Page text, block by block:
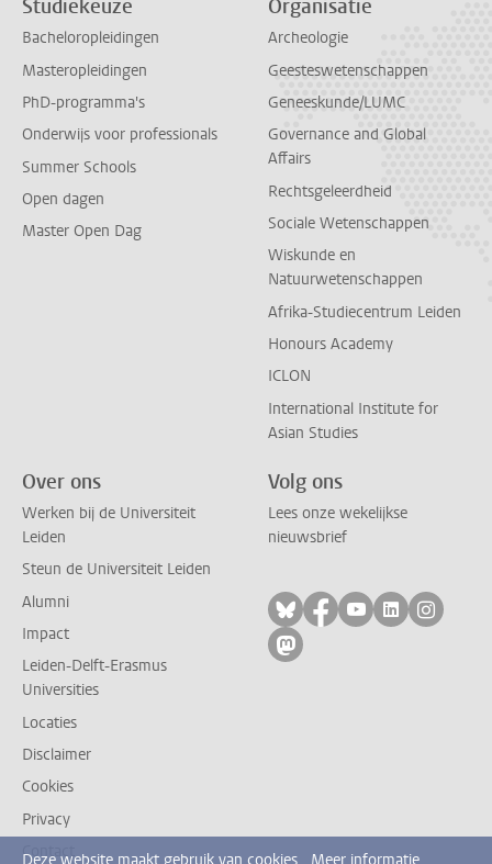
Studiekeuze
Bacheloropleidingen
Masteropleidingen
PhD-programma's
Onderwijs voor professionals
Summer Schools
Open dagen
Master Open Dag
Organisatie
Archeologie
Geesteswetenschappen
Geneeskunde/LUMC
Governance and Global
Affairs
Rechtsgeleerdheid
Sociale Wetenschappen
Wiskunde en
Natuurwetenschappen
Afrika-Studiecentrum Leiden
Honours Academy
ICLON
International Institute for
Asian Studies
Over ons
Werken bij de Universiteit
Leiden
Steun de Universiteit Leiden
Alumni
Impact
Leiden-Delft-Erasmus
Universities
Locaties
Disclaimer
Cookies
Privacy
Contact
Volg ons
Lees onze wekelijkse
nieuwsbrief
Volg ons op bluesky
Volg ons op
Volg ons op
Volg ons
Volg
Volg ons op mastodon